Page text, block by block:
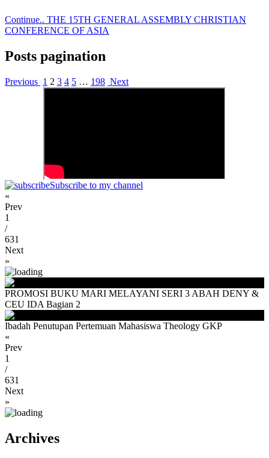
Continue.. THE 15TH GENERAL ASSEMBLY CHRISTIAN
CONFERENCE OF ASIA
Posts pagination
Previous 1 2 3 4 5 … 198 Next
Subscribe to my channel
«
Prev
1
/
631
Next
»
PROMOSI BUKU MARI MELAYANI SERI 3 ABAH DENY &
CEU IDA Bagian 2
Ibadah Penutupan Pertemuan Mahasiswa Theology GKP
«
Prev
1
/
631
Next
»
Archives